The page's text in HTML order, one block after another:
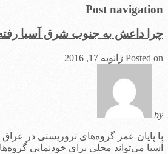
Post navigation
چرا داعش به جنوب شرق آسیا
Posted on ژانویه 17, 2016
by
با پایان عمر گروه‌های تروریستی در
آسیا می‌تواند محلی برای خودنمایی